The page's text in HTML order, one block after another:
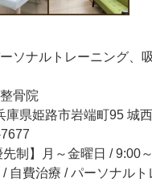
ソナルトレーニング、
骨院
庫県姫路市岩端町95 城
制】月～金曜日 / 9:00
自費治療 / パーソナル